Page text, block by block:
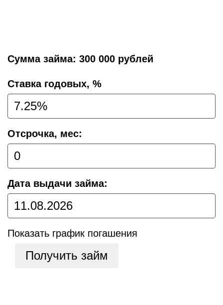
Сумма займа: 300 000 рублей
Cтавка годовых, %
Отсрочка, мес:
Дата выдачи займа:
Показать график погашения
Получить займ